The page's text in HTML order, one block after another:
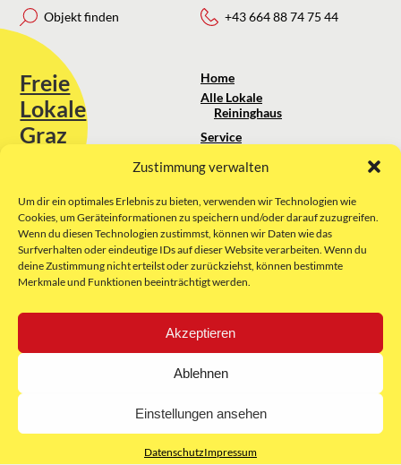
Zustimmung verwalten
Um dir ein optimales Erlebnis zu bieten, verwenden wir Technologien wie
Cookies, um Geräteinformationen zu speichern und/oder darauf zuzugreifen.
Wenn du diesen Technologien zustimmst, können wir Daten wie das
Surfverhalten oder eindeutige IDs auf dieser Website verarbeiten. Wenn du
deine Zustimmung nicht erteilst oder zurückziehst, können bestimmte
Merkmale und Funktionen beeinträchtigt werden.
Akzeptieren
Ablehnen
Einstellungen ansehen
DatenschutzImpressum
Objekt finden
Freie
Lokale
Graz
Sie erreichen uns unter:
kontakt@freielokale-graz.at
Website by Rubikon Werbeagentur
GmbH
+43 664 88 74 75 44
Home
Alle Lokale
Reininghaus
Service
Über uns
Impressum
AGB
Datenschutz
E-Mail